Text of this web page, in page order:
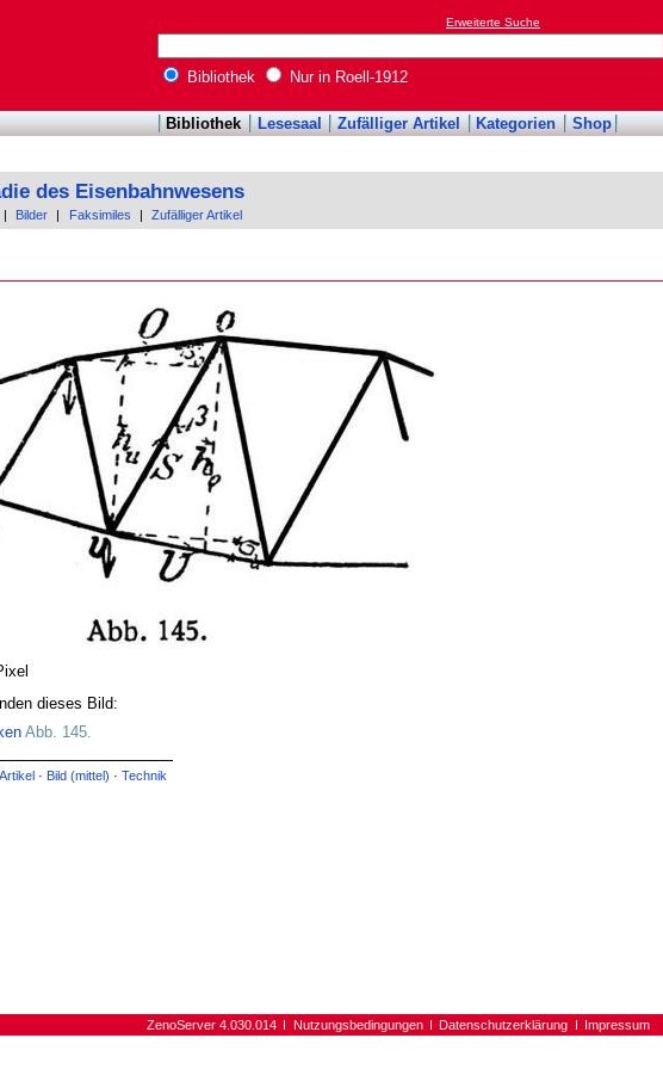
Erweiterte Suche
Bibliothek Nur in Roell-1912
Bibliothek Lesesaal Zufälliger Artikel Kategorien Shop
des Eisenbahnwesens
Bilder Faksimiles Zufälliger Artikel
dieses Bild:
Abb. 145.
· Bild (mittel) ·Technik
ZenoServer 4.030.014 Nutzungsbedingungen Datenschutzerklärung Impressum